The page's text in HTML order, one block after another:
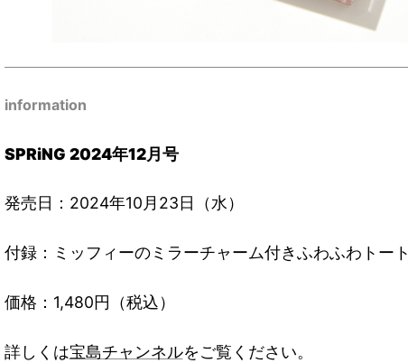
information
SPRiNG 2024年12月号
発売日：2024年10月23日（水）
付録：ミッフィーのミラーチャーム付きふわふわトート
価格：1,480円（税込）
詳しくは宝島チャンネルをご覧ください。